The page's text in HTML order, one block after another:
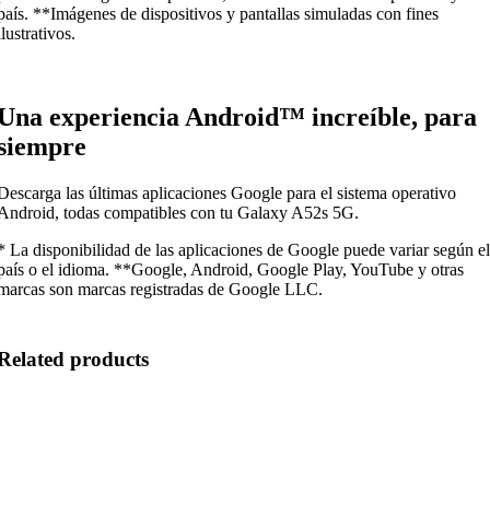
**Imágenes de dispositivos y pantallas simuladas con fines
experiencia Android™ increíble, para
las últimas aplicaciones Google para el sistema operativo
todas compatibles con tu Galaxy A52s 5G.
La disponibilidad de las aplicaciones de Google puede variar según el
o el idioma. **Google, Android, Google Play, YouTube y otras
son marcas registradas de Google LLC.
products